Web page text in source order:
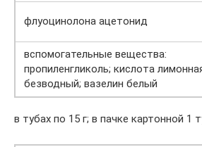
флуоцинолона ацетонид
вспомогательные вещества:
пропиленгликоль; кислота
безводный; вазелин белый
в тубах по 15 г; в пачке картонной 1